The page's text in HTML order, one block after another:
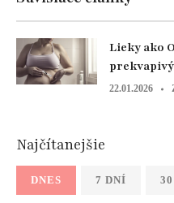
Lieky ako
22.01.2026
Najčítanejšie
DNES 7 DNÍ